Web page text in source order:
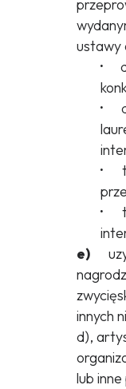
ustawy
·
·
·
·
e)
innych
d),
lub